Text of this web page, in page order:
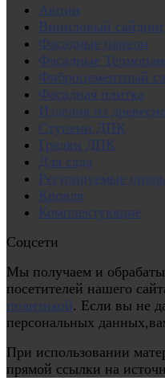
Акции
Виниловый сайдинг
Фасадные панели
Фасадные
Фиброцементный
Фасадная плитка
Изделия из
Ступени ДПК
Грядки ДПК
Для сада
Регулируемые
Кровля
Комплектующие
Соцсети
Мы получаем и
посетителей нашего
политикой. Если вы не
персональных
При использовании
прямой ссылки на